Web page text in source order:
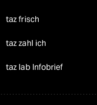
taz frisch
taz zahl ich
taz lab Infobrief